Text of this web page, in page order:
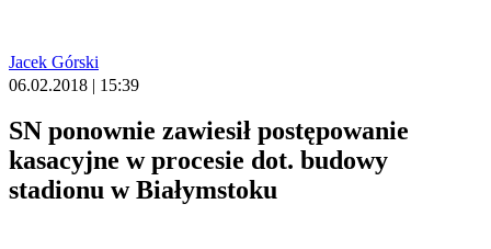
Jacek Górski
06.02.2018 | 15:39
SN ponownie zawiesił postępowanie
kasacyjne w procesie dot. budowy
stadionu w Białymstoku